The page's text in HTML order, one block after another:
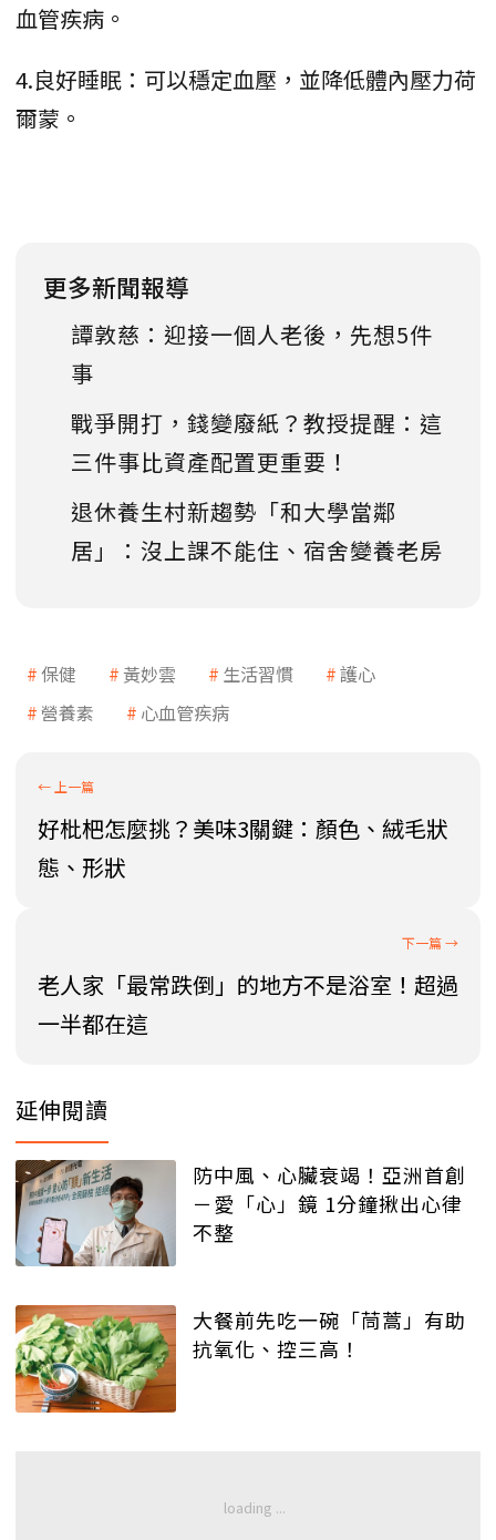
血管疾病。
4.良好睡眠：可以穩定血壓，並降低體內壓力荷
爾蒙。
更多新聞報導
譚敦慈：迎接一個人老後，先想5件
事
戰爭開打，錢變廢紙？教授提醒：這
三件事比資產配置更重要！
退休養生村新趨勢「和大學當鄰
居」：沒上課不能住、宿舍變養老房
保健 黃妙雲 生活習慣
護心
營養素
心血管疾病
好枇杷怎麼挑？美味3關鍵：顏色、絨毛狀
態、形狀
老人家「最常跌倒」的地方不是浴室！超過
一半都在這
延伸閱讀
防中風、心臟衰竭！亞洲首創
－愛「心」鏡 1分鐘揪出心律
不整
大餐前先吃一碗「茼蒿」有助
抗氧化、控三高！